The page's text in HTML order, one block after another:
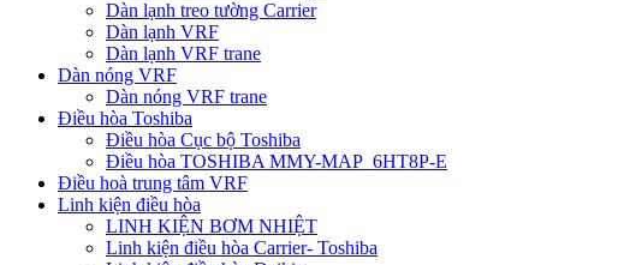
Dàn lạnh treo tường Carrier
Dàn lạnh VRF
Dàn lạnh VRF trane
Dàn nóng VRF
Dàn nóng VRF trane
Điều hòa Toshiba
Điều hòa Cục bộ Toshiba
Điều hòa TOSHIBA MMY-MAP_6HT8P-E
Điều hoà trung tâm VRF
Linh kiện điều hòa
LINH KIỆN BƠM NHIỆT
Linh kiện điều hòa Carrier- Toshiba